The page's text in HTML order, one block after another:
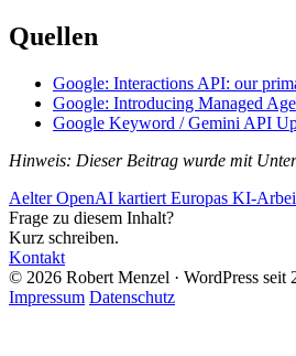
Quellen
Google: Interactions API: our
Google: Introducing Managed
Google Keyword / Gemini API
Hinweis: Dieser Beitrag wurde mit
Aelter OpenAI kartiert Europas KI-
Frage zu diesem Inhalt?
Kurz schreiben.
Kontakt
© 2026 Robert Menzel · WordPress seit
Impressum Datenschutz